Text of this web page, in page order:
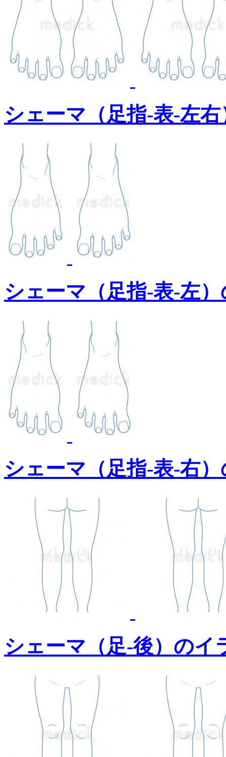
シェーマ（足指-表-左
シェーマ（足指-表-左
シェーマ（足指-表-右
シェーマ（足-後）のイ